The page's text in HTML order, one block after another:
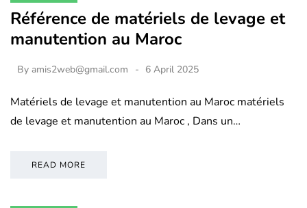
Référence de matériels de levage et
manutention au Maroc
By amis2web@gmail.com 6 April 2025
Matériels de levage et manutention au Maroc matériels
de levage et manutention au Maroc , Dans un…
READ MORE